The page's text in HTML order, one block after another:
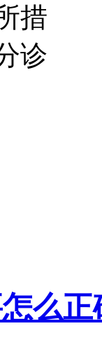
措
诊
么